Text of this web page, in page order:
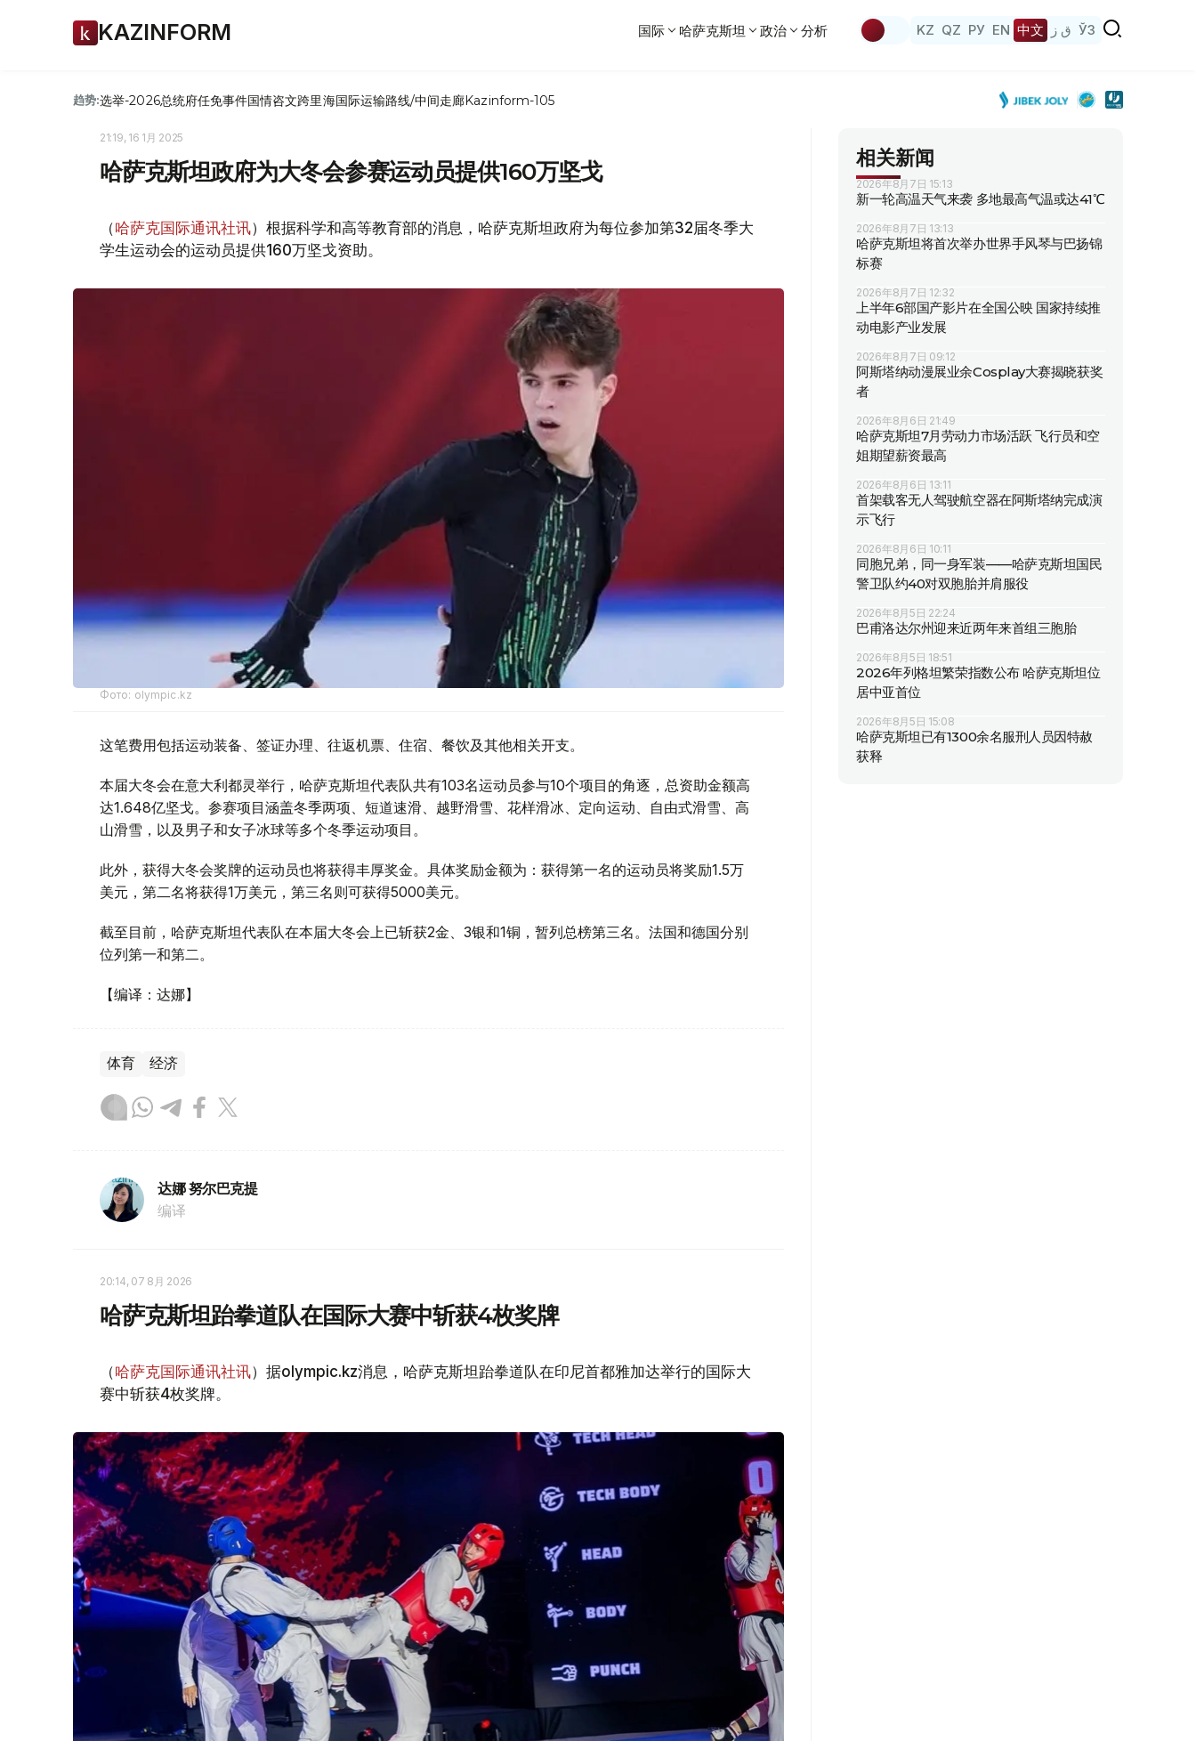
KAZINFORM 国际 哈萨克斯坦 政治 分析 KZ QZ РУ EN 中文 ق ز ЎЗ
趋势:选举-2026总统府任免事件国情咨文跨里海国际运输路线/中间走廊Kazinform-105
21:19, 16 1月 2025
哈萨克斯坦政府为大冬会参赛运动员提供160万坚戈
（哈萨克国际通讯社讯）根据科学和高等教育部的消息，哈萨克斯坦政府为每位参加第32届冬季大
学生运动会的运动员提供160万坚戈资助。
Фото: olympic.kz
这笔费用包括运动装备、签证办理、往返机票、住宿、餐饮及其他相关开支。
本届大冬会在意大利都灵举行，哈萨克斯坦代表队共有103名运动员参与10个项目的角逐，总资助金额高
达1.648亿坚戈。参赛项目涵盖冬季两项、短道速滑、越野滑雪、花样滑冰、定向运动、自由式滑雪、高
山滑雪，以及男子和女子冰球等多个冬季运动项目。
此外，获得大冬会奖牌的运动员也将获得丰厚奖金。具体奖励金额为：获得第一名的运动员将奖励1.5万
美元，第二名将获得1万美元，第三名则可获得5000美元。
截至目前，哈萨克斯坦代表队在本届大冬会上已斩获2金、3银和1铜，暂列总榜第三名。法国和德国分别
位列第一和第二。
【编译：达娜】
体育 经济
达娜 努尔巴克提
编译
20:14, 07 8月 2026
哈萨克斯坦跆拳道队在国际大赛中斩获4枚奖牌
（哈萨克国际通讯社讯）据olympic.kz消息，哈萨克斯坦跆拳道队在印尼首都雅加达举行的国际大
赛中斩获4枚奖牌。
相关新闻
2026年8月7日 15:13
新一轮高温天气来袭 多地最高气温或达41℃
2026年8月7日 13:13
哈萨克斯坦将首次举办世界手风琴与巴扬锦
标赛
2026年8月7日 12:32
上半年6部国产影片在全国公映 国家持续推
动电影产业发展
2026年8月7日 09:12
阿斯塔纳动漫展业余Cosplay大赛揭晓获奖
者
2026年8月6日 21:49
哈萨克斯坦7月劳动力市场活跃 飞行员和空
姐期望薪资最高
2026年8月6日 13:11
首架载客无人驾驶航空器在阿斯塔纳完成演
示飞行
2026年8月6日 10:11
同胞兄弟，同一身军装——哈萨克斯坦国民
警卫队约40对双胞胎并肩服役
2026年8月5日 22:24
巴甫洛达尔州迎来近两年来首组三胞胎
2026年8月5日 18:51
2026年列格坦繁荣指数公布 哈萨克斯坦位
居中亚首位
2026年8月5日 15:08
哈萨克斯坦已有1300余名服刑人员因特赦
获释